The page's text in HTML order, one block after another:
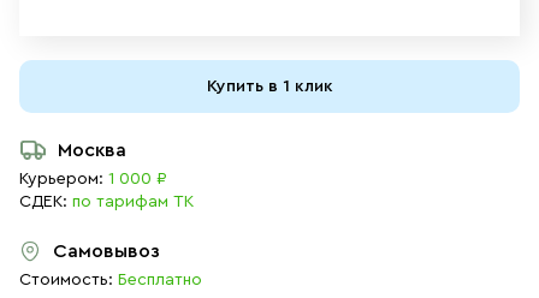
Купить в 1 клик
Москва
Курьером: 1 000 ₽
СДЕК: по тарифам ТК
Самовывоз
Стоимость: Бесплатно